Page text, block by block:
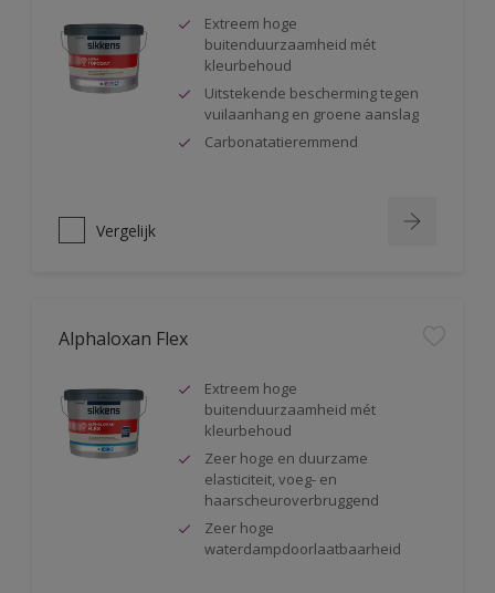
Extreem hoge
buitenduurzaamheid mét
kleurbehoud
Uitstekende bescherming tegen
vuilaanhang en groene aanslag
Carbonatatieremmend
Vergelijk
Alphaloxan Flex
Extreem hoge
buitenduurzaamheid mét
kleurbehoud
Zeer hoge en duurzame
elasticiteit, voeg- en
haarscheuroverbruggend
Zeer hoge
waterdampdoorlaatbaarheid